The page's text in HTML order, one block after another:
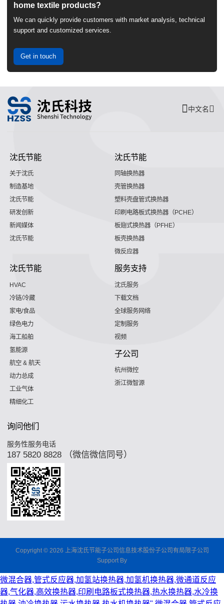
home textile products?
We can quickly provide customers with market analysis, technical
support and customized services.
Get in touch
中文名
沈氏节能
关于沈氏
制造基地
沈氏节能
研发创新
新闻媒体
沈氏节能
沈氏节能
同轴换热器
壳管换热器
塑料壳盘管式换热器
印刷电路板式换热器（PCHE）
板翅式换热器（PFHE）
板壳换热器
微反应器
沈氏节能
HVAC
冷链/冷藏
家电/食品
绿色电力
海工船舶
氢能源
航空 & 航天
动力总成
工业气体
精细化工
服务支持
沈氏服务
下载文档
全球服务网络
定制服务
视频
子公司
杭州微控
浙江微智源
询问他们
服务性服务电话
187 5820 8828 （微信微信同号）
Copyright © 2026 上海沈氏节能子公司信息技术股份子公司有局限子公司
Support By
微混合器,管式反应器,加氢站换热器,加氢机换热器,微通道反应
器,气化器,高效换热器,印刷电路板式换热器,热水换热器,水冷换